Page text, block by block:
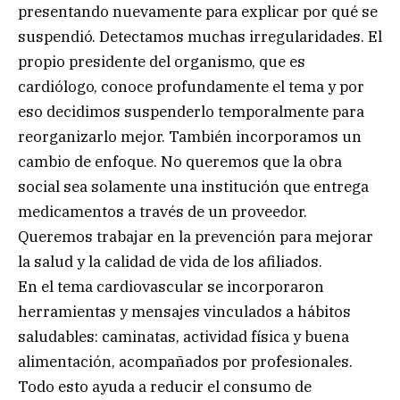
presentando nuevamente para explicar por qué se
suspendió. Detectamos muchas irregularidades. El
propio presidente del organismo, que es
cardiólogo, conoce profundamente el tema y por
eso decidimos suspenderlo temporalmente para
reorganizarlo mejor. También incorporamos un
cambio de enfoque. No queremos que la obra
social sea solamente una institución que entrega
medicamentos a través de un proveedor.
Queremos trabajar en la prevención para mejorar
la salud y la calidad de vida de los afiliados.
En el tema cardiovascular se incorporaron
herramientas y mensajes vinculados a hábitos
saludables: caminatas, actividad física y buena
alimentación, acompañados por profesionales.
Todo esto ayuda a reducir el consumo de